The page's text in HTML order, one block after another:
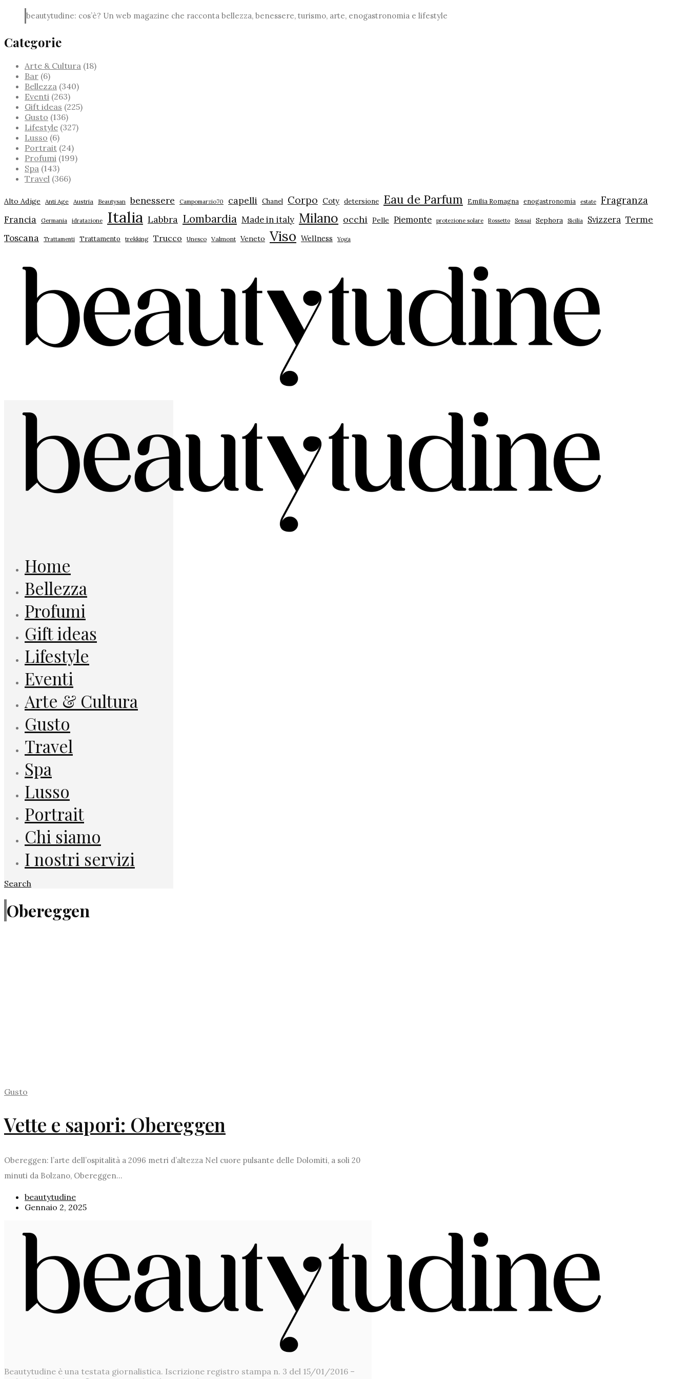
beautytudine: cos’è? Un web magazine che racconta bellezza, benessere, turismo, arte, enogastronomia e lifestyle
Categorie
Arte & Cultura (18)
Bar (6)
Bellezza (340)
Eventi (263)
Gift ideas (225)
Gusto (136)
Lifestyle (327)
Lusso (6)
Portrait (24)
Profumi (199)
Spa (143)
Travel (366)
Alto Adige Anti Age Austria Beautysan benessere Campomarzio70 capelli Chanel Corpo Coty detersione Eau de Parfum Emilia Romagna enogastronomia estate Fragranza
Francia Germania idratazione Italia Labbra Lombardia Made in italy Milano occhi Pelle Piemonte protezione solare Rossetto Sensai Sephora Sicilia Svizzera Terme
Toscana
Trattamenti Trattamento trekking Trucco Unesco Valmont Veneto Viso Wellness Yoga
Home
Bellezza
Profumi
Gift ideas
Lifestyle
Eventi
Arte & Cultura
Gusto
Travel
Spa
Lusso
Portrait
Chi siamo
I nostri servizi
Search
Obereggen
Gusto
Vette e sapori: Obereggen
Obereggen: l’arte dell’ospitalità a 2096 metri d’altezza Nel cuore pulsante delle Dolomiti, a soli 20
minuti da Bolzano, Obereggen...
beautytudine
Gennaio 2, 2025
Beautytudine è una testata giornalistica. Iscrizione registro stampa n. 3 del 15/01/2016 –